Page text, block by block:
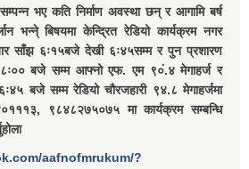
भए कति निर्माण अवस्था छन् र आगामि बर्ष
भन्ने् बिषयमा केन्द्रित रेडियो कार्यक्रम नगर
साँझ ६ः१५बजे देखी ६ः४५सम्म र पुन प्रशारण
८ः०० बजे सम्म आफ्नो एफ. एम ९०ं.४ मेगाहर्ज र
बजे सम्म रेडियो चौरजहारी ९४.८ मेगाहर्जमा
९८४८२७५०७५ मा कार्यक्रम सम्बन्धि
aafnofmrukum/?